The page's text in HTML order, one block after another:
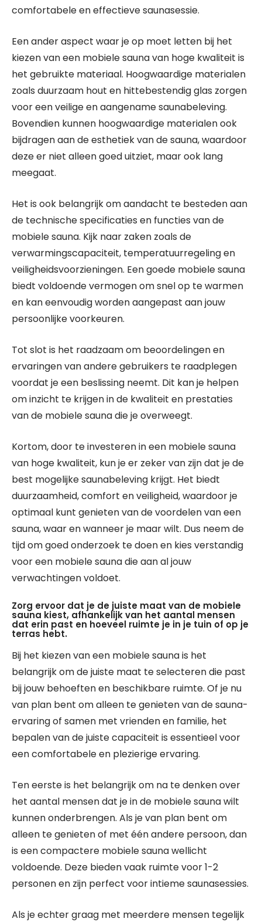
comfortabele en effectieve saunasessie.
Een ander aspect waar je op moet letten bij het
kiezen van een mobiele sauna van hoge kwaliteit is
het gebruikte materiaal. Hoogwaardige materialen
zoals duurzaam hout en hittebestendig glas zorgen
voor een veilige en aangename saunabeleving.
Bovendien kunnen hoogwaardige materialen ook
bijdragen aan de esthetiek van de sauna, waardoor
deze er niet alleen goed uitziet, maar ook lang
meegaat.
Het is ook belangrijk om aandacht te besteden aan
de technische specificaties en functies van de
mobiele sauna. Kijk naar zaken zoals de
verwarmingscapaciteit, temperatuurregeling en
veiligheidsvoorzieningen. Een goede mobiele sauna
biedt voldoende vermogen om snel op te warmen
en kan eenvoudig worden aangepast aan jouw
persoonlijke voorkeuren.
Tot slot is het raadzaam om beoordelingen en
ervaringen van andere gebruikers te raadplegen
voordat je een beslissing neemt. Dit kan je helpen
om inzicht te krijgen in de kwaliteit en prestaties
van de mobiele sauna die je overweegt.
Kortom, door te investeren in een mobiele sauna
van hoge kwaliteit, kun je er zeker van zijn dat je de
best mogelijke saunabeleving krijgt. Het biedt
duurzaamheid, comfort en veiligheid, waardoor je
optimaal kunt genieten van de voordelen van een
sauna, waar en wanneer je maar wilt. Dus neem de
tijd om goed onderzoek te doen en kies verstandig
voor een mobiele sauna die aan al jouw
verwachtingen voldoet.
Zorg ervoor dat je de juiste maat van de mobiele
sauna kiest, afhankelijk van het aantal mensen
dat erin past en hoeveel ruimte je in je tuin of op je
terras hebt.
Bij het kiezen van een mobiele sauna is het
belangrijk om de juiste maat te selecteren die past
bij jouw behoeften en beschikbare ruimte. Of je nu
van plan bent om alleen te genieten van de sauna-
ervaring of samen met vrienden en familie, het
bepalen van de juiste capaciteit is essentieel voor
een comfortabele en plezierige ervaring.
Ten eerste is het belangrijk om na te denken over
het aantal mensen dat je in de mobiele sauna wilt
kunnen onderbrengen. Als je van plan bent om
alleen te genieten of met één andere persoon, dan
is een compactere mobiele sauna wellicht
voldoende. Deze bieden vaak ruimte voor 1-2
personen en zijn perfect voor intieme saunasessies.
Als je echter graag met meerdere mensen tegelijk